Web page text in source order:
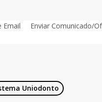
Email Enviar Comunicado/
Uniodonto